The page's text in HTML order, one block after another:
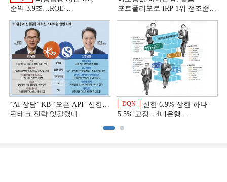
순익 3.9조…ROE·
상반기 금융 리그테이블]
포트폴리오로 IRP 1위 정조준
‘AI 상담’ KB·‘오픈 API’ 신한…
핀테크 전략 엇갈렸다
DQN
신한 6.9% 상한·하나
5.5% 고정…4대은행